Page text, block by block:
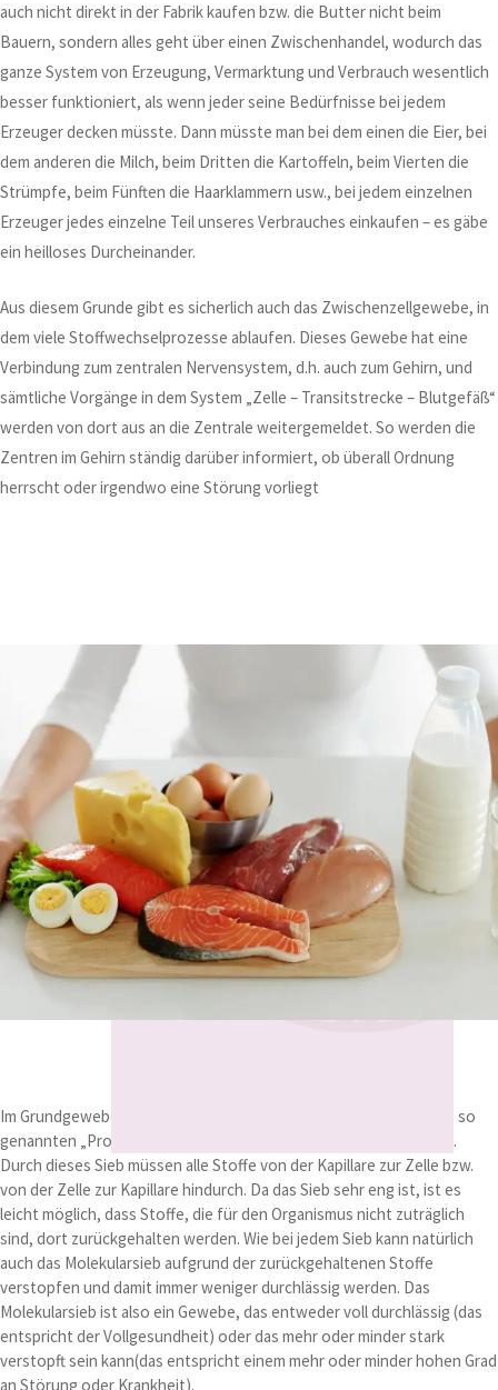
auch nicht direkt in der Fabrik kaufen bzw. die Butter nicht beim
Bauern, sondern alles geht über einen Zwischenhandel, wodurch das
ganze System von Erzeugung, Vermarktung und Verbrauch wesentlich
besser funktioniert, als wenn jeder seine Bedürfnisse bei jedem
Erzeuger decken müsste. Dann müsste man bei dem einen die Eier, bei
dem anderen die Milch, beim Dritten die Kartoffeln, beim Vierten die
Strümpfe, beim Fünften die Haarklammern usw., bei jedem einzelnen
Erzeuger jedes einzelne Teil unseres Verbrauches einkaufen – es gäbe
ein heilloses Durcheinander.
Aus diesem Grunde gibt es sicherlich auch das Zwischenzellgewebe, in
dem viele Stoffwechselprozesse ablaufen. Dieses Gewebe hat eine
Verbindung zum zentralen Nervensystem, d.h. auch zum Gehirn, und
sämtliche Vorgänge in dem System „Zelle – Transitstrecke – Blutgefäß“
werden von dort aus an die Zentrale weitergemeldet. So werden die
Zentren im Gehirn ständig darüber informiert, ob überall Ordnung
herrscht oder irgendwo eine Störung vorliegt
Im Grundgewebe gibt es ein so genanntes Molekularsieb, das aus so
genannten „Proteoglykanen”, d.h. Eiweiß-Zuckerstoffen besteht.
Durch dieses Sieb müssen alle Stoffe von der Kapillare zur Zelle bzw.
von der Zelle zur Kapillare hindurch. Da das Sieb sehr eng ist, ist es
leicht möglich, dass Stoffe, die für den Organismus nicht zuträglich
sind, dort zurückgehalten werden. Wie bei jedem Sieb kann natürlich
auch das Molekularsieb aufgrund der zurückgehaltenen Stoffe
verstopfen und damit immer weniger durchlässig werden. Das
Molekularsieb ist also ein Gewebe, das entweder voll durchlässig (das
entspricht der Vollgesundheit) oder das mehr oder minder stark
verstopft sein kann(das entspricht einem mehr oder minder hohen Grad
an Störung oder Krankheit).